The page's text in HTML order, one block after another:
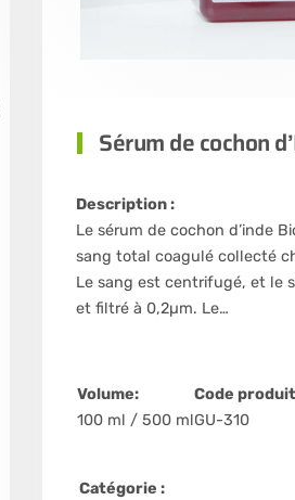
Sérum de cochon
Description :
Le sérum de cochon d’inde
sang total coagulé collecté
Le sang est centrifugé, et le
et filtré à 0,2µm. Le…
Volume:
100 ml / 500 ml
Code
GU-310
Catégorie :